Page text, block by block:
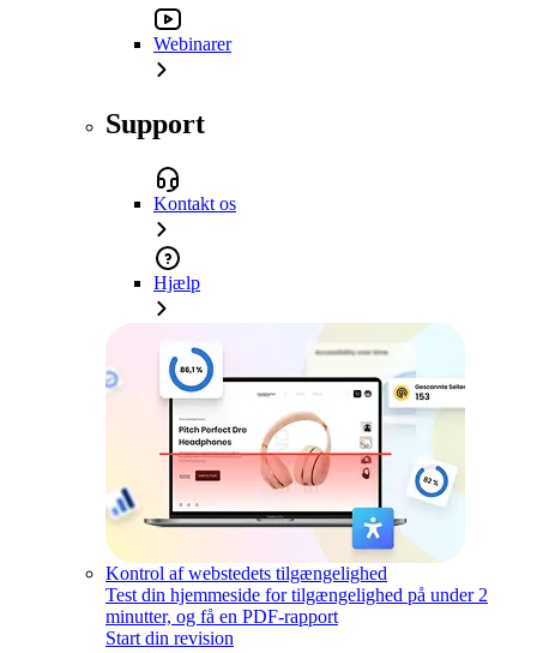
Webinarer
Support
Kontakt os
Hjælp
Kontrol af webstedets tilgængelighed
Test din hjemmeside for tilgængelighed på under 2
minutter, og få en PDF-rapport
Start din revision